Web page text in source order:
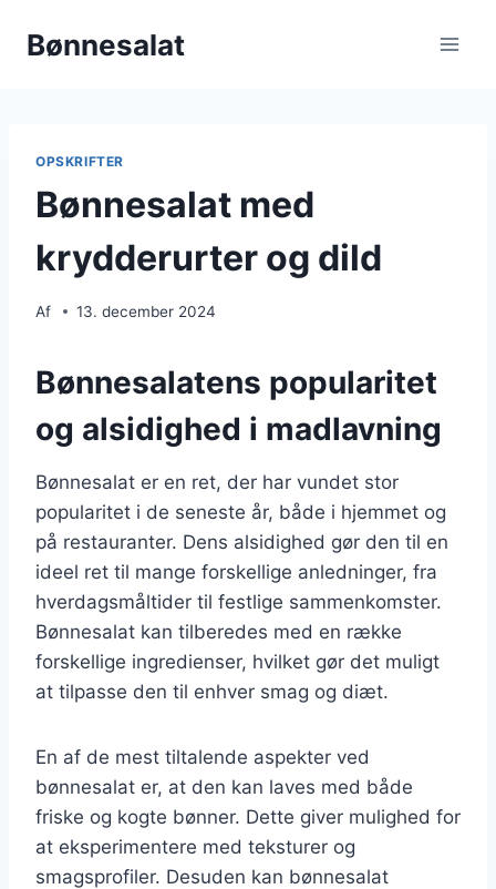
Bønnesalat
OPSKRIFTER
Bønnesalat med
krydderurter og dild
Af 13. december 2024
Bønnesalatens popularitet
og alsidighed i madlavning
Bønnesalat er en ret, der har vundet stor
popularitet i de seneste år, både i hjemmet og
på restauranter. Dens alsidighed gør den til en
ideel ret til mange forskellige anledninger, fra
hverdagsmåltider til festlige sammenkomster.
Bønnesalat kan tilberedes med en række
forskellige ingredienser, hvilket gør det muligt
at tilpasse den til enhver smag og diæt.
En af de mest tiltalende aspekter ved
bønnesalat er, at den kan laves med både
friske og kogte bønner. Dette giver mulighed for
at eksperimentere med teksturer og
smagsprofiler. Desuden kan bønnesalat